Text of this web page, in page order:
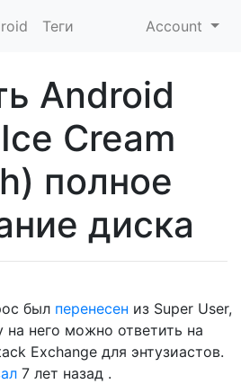
Теги Account
Android
Cream
полное
диска
был перенесен из Super User,
на него можно ответить на
Exchange для энтузиастов.
7 лет назад .